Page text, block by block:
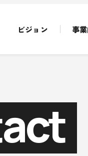
ビジョン 事